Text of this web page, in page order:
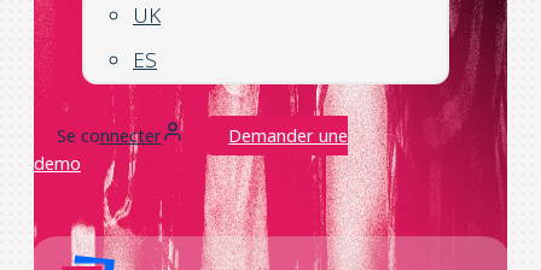
UK
ES
Se connecter
Demander une
demo